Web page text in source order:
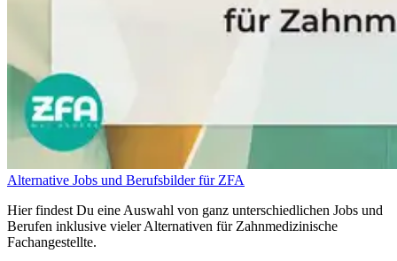
Alternative Jobs und Berufsbilder für ZFA
Hier findest Du eine Auswahl von ganz unterschiedlichen Jobs und
Berufen inklusive vieler Alternativen für Zahnmedizinische
Fachangestellte.